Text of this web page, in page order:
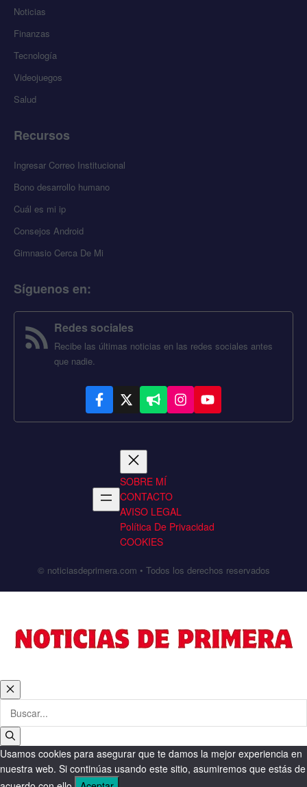
Noticias
Finanzas
Tecnología
Videojuegos
Salud
Recursos
Ingresar Correo Institucional
Bono desarrollo humano
Cuál es mi ip
Consejos Android
Gimnasio Cerca De Mi
Síguenos en:
Redes sociales
Recibe las últimas noticias en las redes sociales antes
que nadie.
SOBRE MÍ
CONTACTO
AVISO LEGAL
Política De Privacidad
COOKIES
© noticiasdeprimera.com • Todos los derechos reservados
Cerrar
Usamos cookies para asegurar que te damos la mejor experiencia en
nuestra web. Si continúas usando este sitio, asumiremos que estás de